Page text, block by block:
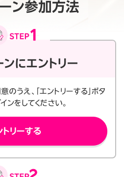
ン参加方法
ンにエントリー
のうえ、「エントリーする」ボタ
ンをしてください。
トリーする